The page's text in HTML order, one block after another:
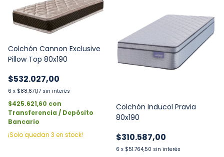
Colchón Cannon Exclusive
Pillow Top 80x190
$532.027,00
6 x $88.671,17 sin interés
$425.621,60 con
Transferencia / Depósito
Bancario
¡Solo quedan 3 en stock!
Colchón Inducol Pravia
80x190
$310.587,00
6 x $51.764,50 sin interés